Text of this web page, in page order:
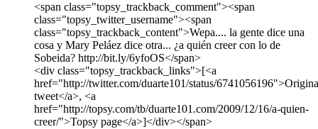
<span class="topsy_trackback_comment"><span
class="topsy_twitter_username"><span
class="topsy_trackback_content">Wepa.... la gente dice una
cosa y Mary Peláez dice otra... ¿a quién creer con lo de
Sobeida? http://bit.ly/6yfoOS</span>
<div class="topsy_trackback_links">[<a
href="http://twitter.com/duarte101/status/
tweet</a>, <a
href="http://topsy.com/tb/duarte101.com/2009/12/16/a-quien-
creer/">Topsy page</a>]</div></span>